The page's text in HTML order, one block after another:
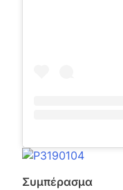
Συμπέρασμα